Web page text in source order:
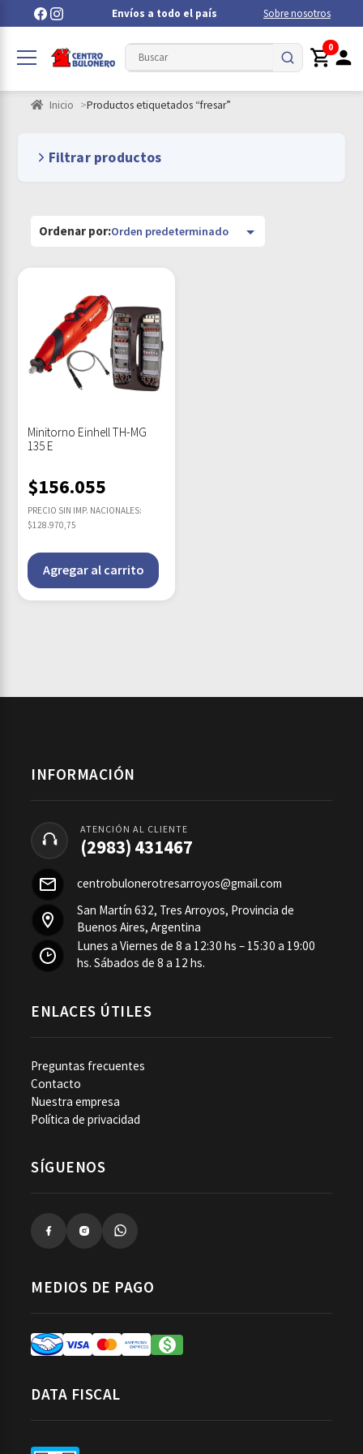
Envíos a todo el país Sobre nosotros
0
Inicio Productos etiquetados “fresar”
Filtrar productos
Minitorno Einhell TH-MG
135 E
$156.055
PRECIO SIN IMP. NACIONALES:
$128.970,75
Agregar al carrito
INFORMACIÓN
ATENCIÓN AL CLIENTE
(2983) 431467
centrobulonerotresarroyos@gmail.com
San Martín 632, Tres Arroyos, Provincia de
Buenos Aires, Argentina
Lunes a Viernes de 8 a 12:30 hs – 15:30 a 19:00
hs. Sábados de 8 a 12 hs.
ENLACES ÚTILES
Preguntas frecuentes
Contacto
Nuestra empresa
Política de privacidad
SÍGUENOS
MEDIOS DE PAGO
DATA FISCAL